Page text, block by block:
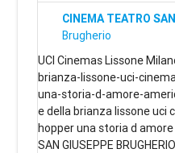
CINEMA TEATRO
Brugherio
UCI Cinemas Lissone
brianza-lissone-uci-
una-storia-d-amore-
e della brianza lissone uci
hopper una storia d amore
SAN GIUSEPPE